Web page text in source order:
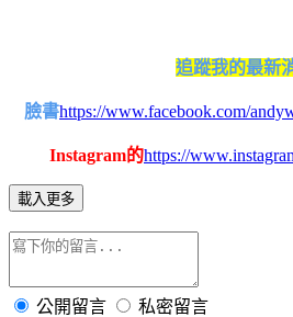
追蹤我的最新
臉書https://www.facebook.com/
Instagram的https://
載入更多
公開留言 私密留言